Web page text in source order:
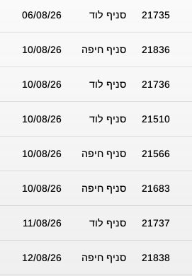
21735 סניף לוד 06/08/26
21836 סניף חיפה 10/08/26
21736 סניף לוד 10/08/26
21510 סניף לוד 10/08/26
21566 סניף חיפה 10/08/26
21683 סניף חיפה 10/08/26
21737 סניף לוד 11/08/26
21838 סניף חיפה 12/08/26